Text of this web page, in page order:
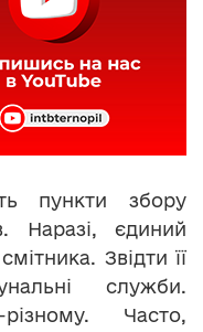
пункти збору
Наразі, єдиний
Звідти її
служби.
Часто,